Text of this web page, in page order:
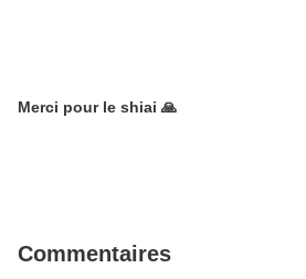
Merci pour le shiai 🙏
Commentaires